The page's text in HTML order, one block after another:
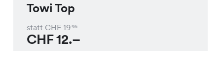
Towi Top
statt CHF 1995
CHF12.–